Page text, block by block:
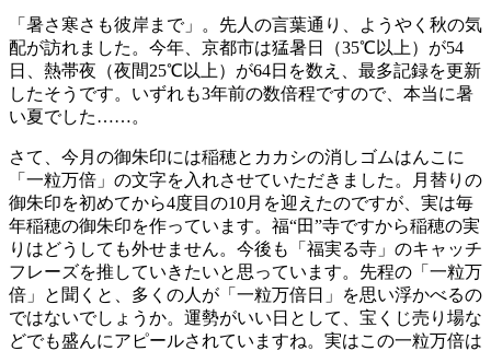
「暑さ寒さも彼岸まで」。先人の言葉通り、ようやく秋の気
配が訪れました。今年、京都市は猛暑日（35℃以上）が54
日、熱帯夜（夜間25℃以上）が64日を数え、最多記録を更新
したそうです。いずれも3年前の数倍程ですので、本当に暑
い夏でした……。
さて、今月の御朱印には稲穂とカカシの消しゴムはんこに
「一粒万倍」の文字を入れさせていただきました。月替りの
御朱印を初めてから4度目の10月を迎えたのですが、実は毎
年稲穂の御朱印を作っています。福“田”寺ですから稲穂の実
りはどうしても外せません。今後も「福実る寺」のキャッチ
フレーズを推していきたいと思っています。先程の「一粒万
倍」と聞くと、多くの人が「一粒万倍日」を思い浮かべるの
ではないでしょうか。運勢がいい日として、宝くじ売り場な
どでも盛んにアピールされていますね。実はこの一粒万倍は